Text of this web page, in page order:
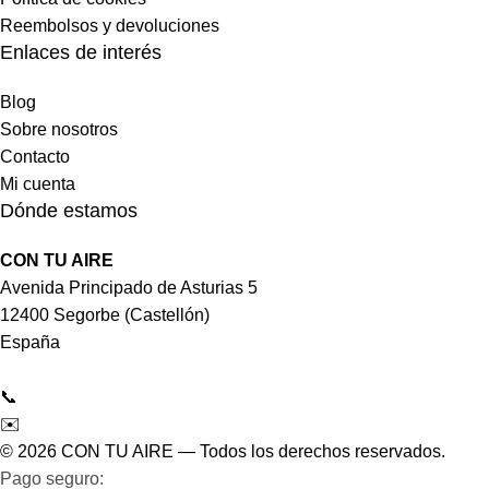
Reembolsos y devoluciones
Enlaces de interés
Blog
Sobre nosotros
Contacto
Mi cuenta
Dónde estamos
CON TU AIRE
Avenida Principado de Asturias 5
12400 Segorbe (Castellón)
España
📞
✉️
© 2026 CON TU AIRE — Todos los derechos reservados.
Pago seguro: